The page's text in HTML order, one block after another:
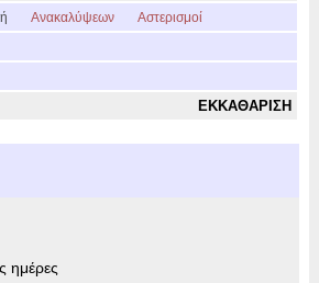
Ανακαλύψεων
Αστερισμοί
ΕΚΚΑΘΑΡΙΣΗ
ημέρες